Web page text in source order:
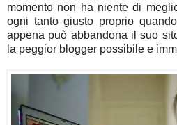
momento non ha niente di
ogni tanto giusto proprio
appena può abbandona il suo
la peggior blogger possibile e